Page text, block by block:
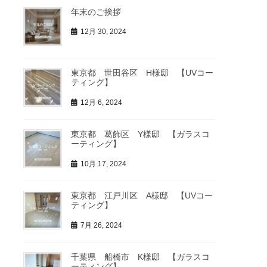
年末のご挨拶
12月 30, 2024
東京都 世田谷区 H様邸 【UVコー
ティング】
12月 6, 2024
東京都 葛飾区 Y様邸 【ガラスコ
ーティング】
10月 17, 2024
東京都 江戸川区 A様邸 【UVコー
ティング】
7月 26, 2024
千葉県 船橋市 K様邸 【ガラスコ